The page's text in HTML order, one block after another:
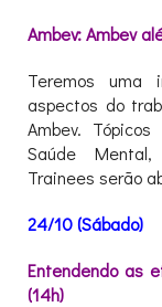
Ambev: Ambev
Teremos uma
aspectos do
Ambev.
Saúde
Trainees serão
24/10 (Sábado)
Entendendo as
(14h)